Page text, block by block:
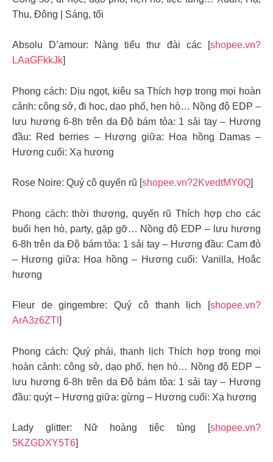
Thu, Đông | Sáng, tối
Absolu D’amour: Nàng tiểu thư đài các [ shopee.vn?
LAaGFkkJk
Phong cách: Dịu ngọt, kiêu sa Thích hợp trong mọi hoàn
cảnh: công sở, đi học, dạo phố, hẹn hò… Nồng độ EDP –
lưu hương 6-8h trên da Độ bám tỏa: 1 sải tay – Hương
đầu: Red berries – Hương giữa: Hoa hồng Damas –
Hương cuối: Xạ hương
Rose Noire: Quý cô quyến rũ [ shopee.vn?2KvedtMY0Q
Phong cách: thời thượng, quyến rũ Thích hợp cho các
buổi hẹn hò, party, gặp gỡ… Nồng độ EDP – lưu hương
6-8h trên da Độ bám tỏa: 1 sải tay – Hương đầu: Cam đỏ
– Hương giữa: Hoa hồng – Hương cuối: Vanilla, Hoắc
hương
Fleur de gingembre: Quý cô thanh lịch [ shopee.vn?
ArA3z6ZTl
Phong cách: Quý phái, thanh lịch Thích hợp trong mọi
hoàn cảnh: công sở, dạo phố, hẹn hò… Nồng độ EDP –
lưu hương 6-8h trên da Độ bám tỏa: 1 sải tay – Hương
đầu: quýt – Hương giữa: gừng – Hương cuối: Xạ hương
Lady glitter: Nữ hoàng tiệc tùng [ shopee.vn?
5KZGDXY5T6